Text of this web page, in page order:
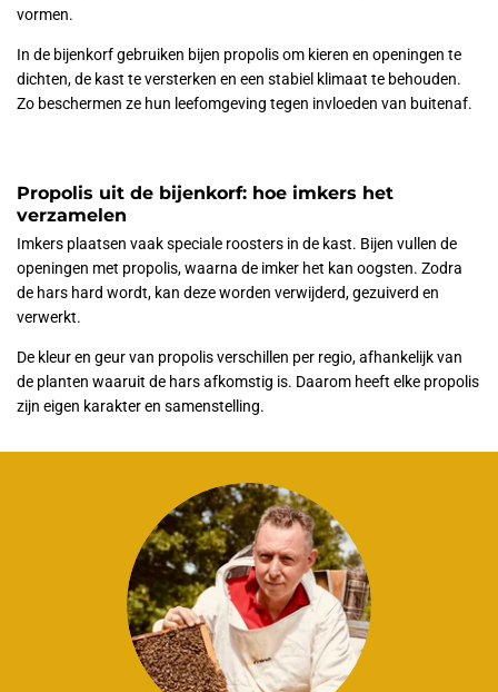
vormen.
In de bijenkorf gebruiken bijen propolis om kieren en openingen te
dichten, de kast te versterken en een stabiel klimaat te behouden.
Zo beschermen ze hun leefomgeving tegen invloeden van buitenaf.
Propolis uit de bijenkorf: hoe imkers het
verzamelen
Imkers plaatsen vaak speciale roosters in de kast. Bijen vullen de
openingen met propolis, waarna de imker het kan oogsten. Zodra
de hars hard wordt, kan deze worden verwijderd, gezuiverd en
verwerkt.
De kleur en geur van propolis verschillen per regio, afhankelijk van
de planten waaruit de hars afkomstig is. Daarom heeft elke propolis
zijn eigen karakter en samenstelling.